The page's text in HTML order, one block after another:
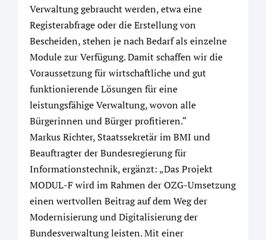
Verwaltung gebraucht werden, etwa eine
Registerabfrage oder die Erstellung von
Bescheiden, stehen je nach Bedarf als einzelne
Module zur Verfügung. Damit schaffen wir die
Voraussetzung für wirtschaftliche und gut
funktionierende Lösungen für eine
leistungsfähige Verwaltung, wovon alle
Bürgerinnen und Bürger profitieren.“
Markus Richter, Staatssekretär im BMI und
Beauftragter der Bundesregierung für
Informationstechnik, ergänzt: „Das Projekt
MODUL-F wird im Rahmen der OZG-Umsetzung
einen wertvollen Beitrag auf dem Weg der
Modernisierung und Digitalisierung der
Bundesverwaltung leisten. Mit einer